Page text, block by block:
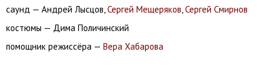
саунд — Андрей Лысцов, Сергей Мещеряков Сергей Смирнов
костюмы — Дима Поличинский
помощник режиссёра — Вера Хабарова